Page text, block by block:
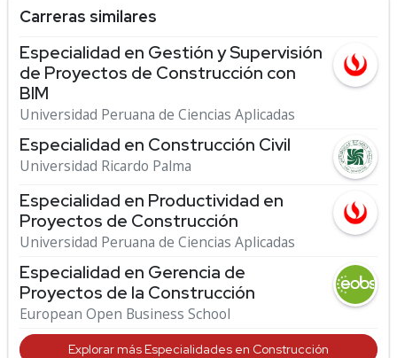
Carreras similares
Especialidad en Gestión y Supervisión
de Proyectos de Construcción con
BIM
Universidad Peruana de Ciencias Aplicadas
Especialidad en Construcción Civil
Universidad Ricardo Palma
Especialidad en Productividad en
Proyectos de Construcción
Universidad Peruana de Ciencias Aplicadas
Especialidad en Gerencia de
Proyectos de la Construcción
European Open Business School
Explorar más Especialidades en Construcción